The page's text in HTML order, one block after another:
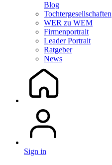
Blog
Tochtergesellschaften
WER zu WEM
Firmenportrait
Leader Portrait
Ratgeber
News
Sign in